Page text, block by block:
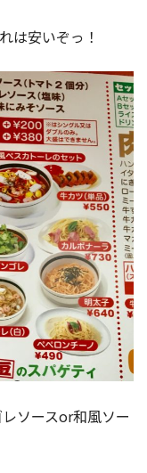
は安いぞっ！
ソースor和風ソー